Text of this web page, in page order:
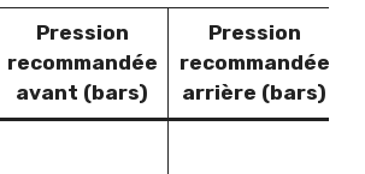
Pression
recommandée
avant (bars)
Pression
recommandée
arrière (bars)